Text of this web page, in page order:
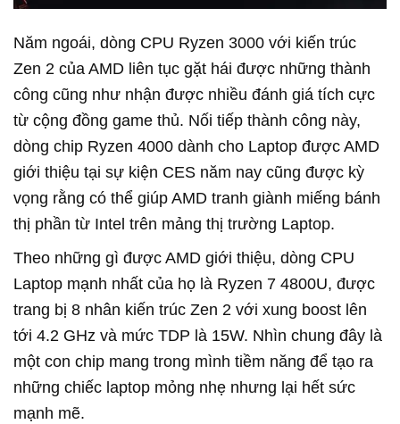
Năm ngoái, dòng CPU Ryzen 3000 với kiến trúc
Zen 2 của AMD liên tục gặt hái được những thành
công cũng như nhận được nhiều đánh giá tích cực
từ cộng đồng game thủ. Nối tiếp thành công này,
dòng chip Ryzen 4000 dành cho Laptop được AMD
giới thiệu tại sự kiện CES năm nay cũng được kỳ
vọng rằng có thể giúp AMD tranh giành miếng bánh
thị phần từ Intel trên mảng thị trường Laptop.
Theo những gì được AMD giới thiệu, dòng CPU
Laptop mạnh nhất của họ là Ryzen 7 4800U, được
trang bị 8 nhân kiến trúc Zen 2 với xung boost lên
tới 4.2 GHz và mức TDP là 15W. Nhìn chung đây là
một con chip mang trong mình tiềm năng để tạo ra
những chiếc laptop mỏng nhẹ nhưng lại hết sức
mạnh mẽ.